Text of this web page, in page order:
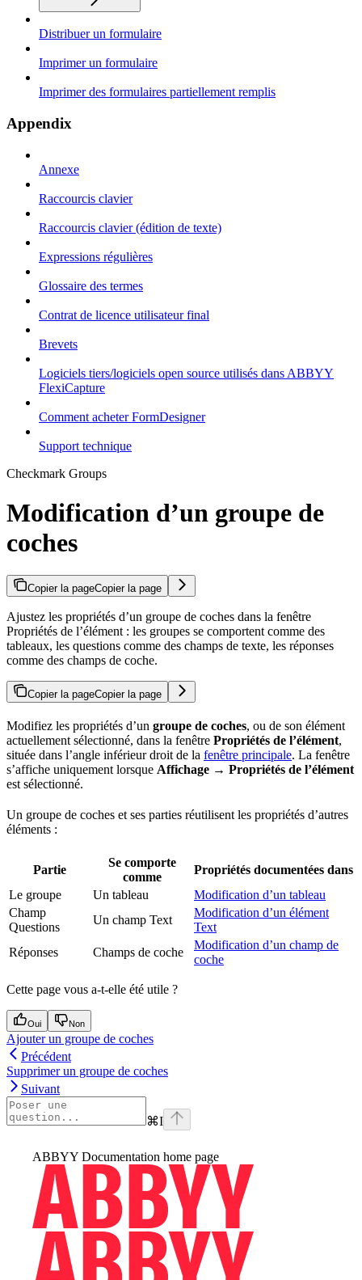
Distribuer un formulaire
Imprimer un formulaire
Imprimer des formulaires partiellement remplis
Appendix
Annexe
Raccourcis clavier
Raccourcis clavier (édition de texte)
Expressions régulières
Glossaire des termes
Contrat de licence utilisateur final
Brevets
Logiciels tiers/logiciels open source utilisés dans ABBYY
FlexiCapture
Comment acheter FormDesigner
Support technique
Checkmark Groups
Modification d’un groupe de
coches
Copier la pageCopier la page
Ajustez les propriétés d’un groupe de coches dans la fenêtre
Propriétés de l’élément : les groupes se comportent comme des
tableaux, les questions comme des champs de texte, les réponses
comme des champs de coche.
Copier la pageCopier la page
Modifiez les propriétés d’un groupe de coches, ou de son élément
actuellement sélectionné, dans la fenêtre Propriétés de l’élément,
située dans l’angle inférieur droit de la fenêtre principale. La fenêtre
s’affiche uniquement lorsque Affichage → Propriétés de l’élément
est sélectionné.
Un groupe de coches et ses parties réutilisent les propriétés d’autres
éléments :
Partie
Se comporte
comme
Propriétés documentées dans
Le groupe
Un tableau
Modification d’un tableau
Champ
Questions
Un champ Text
Modification d’un élément
Text
Réponses
Champs de coche
Modification d’un champ de
coche
Cette page vous a-t-elle été utile ?
Oui Non
Ajouter un groupe de coches
Précédent
Supprimer un groupe de coches
Suivant
⌘I
ABBYY Documentation home page